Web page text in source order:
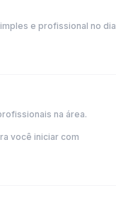
e profissional no dia
na área.
você iniciar com